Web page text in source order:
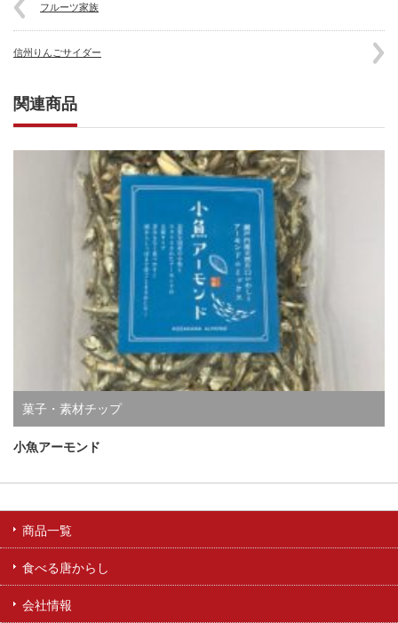
フルーツ家族
信州りんごサイダー
関連商品
菓子・素材チップ
小魚アーモンド
商品一覧
食べる唐からし
会社情報